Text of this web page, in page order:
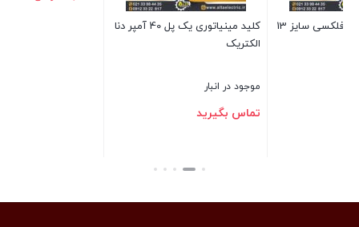
کلید مینیاتوری یک پل 40 آمپر دنا
ترمینال شاخه ای سایز 10
بستن